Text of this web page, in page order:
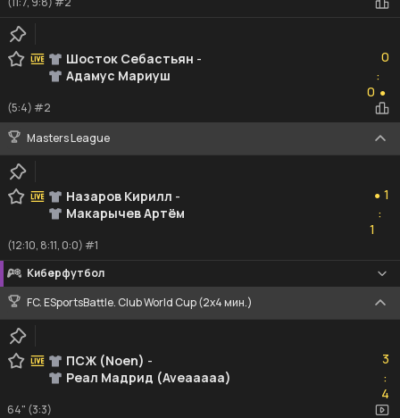
Шосток Себастьян -
Адамус Мариуш
0
:
0 ●
(5:4) #2
Masters League
Назаров Кирилл -
Макарычев Артём
● 1
:
1
(12:10, 8:11, 0:0) #1
Киберфутбол
FC. ESportsBattle. Club World Cup (2x4 мин.)
ПСЖ (Noen) -
Реал Мадрид (Aveaaaaa)
3
:4
4
64" (3:3)